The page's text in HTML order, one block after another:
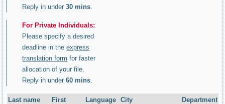
Reply in under30 mins.
For Private Individuals:
Please specify a desired
deadline in theexpress
translation form for faster
allocation of your file.
Reply in under60 mins.
Last name
First
Language City Department